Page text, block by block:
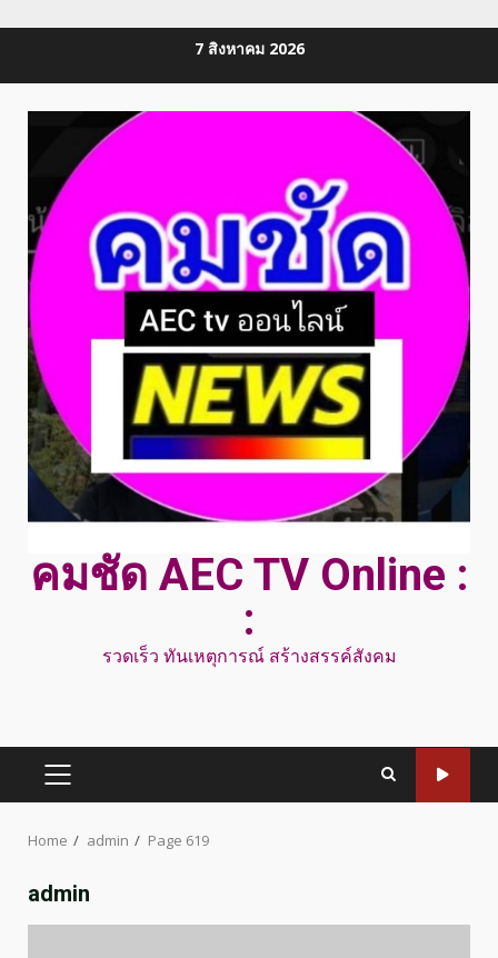
7 สิงหาคม 2026
คมชัด AEC TV Online :
:
รวดเร็ว ทันเหตุการณ์ สร้างสรรค์สังคม
PRIMARY
Home admin Page 619
admin